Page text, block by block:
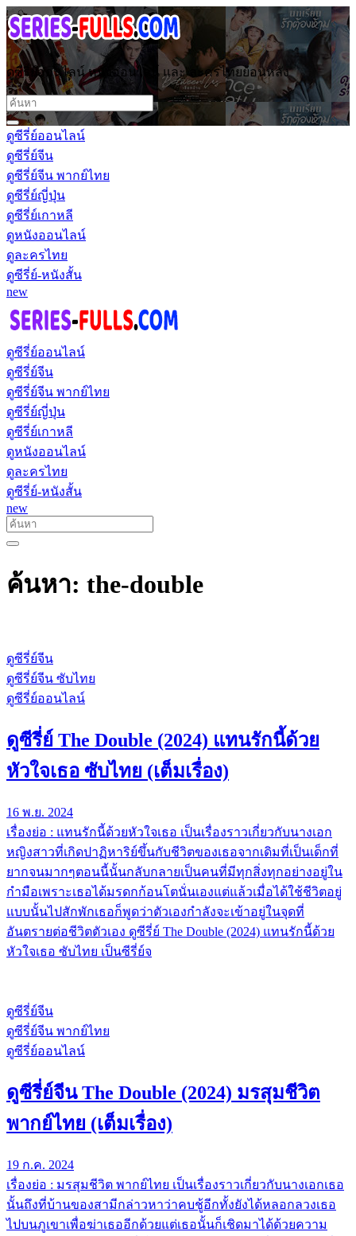
ดูซีรี่ย์ออนไลน์ หนังออนไลน์ และ ละครไทยย้อนหลัง
ดูซีรี่ย์ออนไลน์
ดูซีรี่ย์จีน
ดูซีรี่ย์จีน พากย์ไทย
ดูซีรี่ย์ญี่ปุ่น
ดูซีรี่ย์เกาหลี
ดูหนังออนไลน์
ดูละครไทย
ดูซีรี่ย์-หนังสั้น
new
ดูซีรี่ย์ออนไลน์
ดูซีรี่ย์จีน
ดูซีรี่ย์จีน พากย์ไทย
ดูซีรี่ย์ญี่ปุ่น
ดูซีรี่ย์เกาหลี
ดูหนังออนไลน์
ดูละครไทย
ดูซีรี่ย์-หนังสั้น
new
ค้นหา: the-double
ดูซีรี่ย์จีน
ดูซีรี่ย์จีน ซับไทย
ดูซีรี่ย์ออนไลน์
ดูซีรี่ย์ The Double (2024) แทนรักนี้ด้วย
หัวใจเธอ ซับไทย (เต็มเรื่อง)
16 พ.ย. 2024
เรื่องย่อ : แทนรักนี้ด้วยหัวใจเธอ เป็นเรื่องราวเกี่ยวกับนางเอก
หญิงสาวที่เกิดปาฏิหาริย์ขึ้นกับชีวิตของเธอจากเดิมที่เป็นเด็กที่
ยากจนมากๆตอนนี้นั้นกลับกลายเป็นคนที่มีทุกสิ่งทุกอย่างอยู่ใน
กำมือเพราะเธอได้มรดกก้อนโตนั่นเองแต่แล้วเมื่อได้ใช้ชีวิตอยู่
แบบนั้นไปสักพักเธอก็พูดว่าตัวเองกำลังจะเข้าอยู่ในจุดที่
อันตรายต่อชีวิตตัวเอง ดูซีรี่ย์ The Double (2024) แทนรักนี้ด้วย
หัวใจเธอ ซับไทย เป็นซีรี่ย์จ
ดูซีรี่ย์จีน
ดูซีรี่ย์จีน พากย์ไทย
ดูซีรี่ย์ออนไลน์
ดูซีรี่ย์จีน The Double (2024) มรสุมชีวิต
พากย์ไทย (เต็มเรื่อง)
19 ก.ค. 2024
เรื่องย่อ : มรสุมชีวิต พากย์ไทย เป็นเรื่องราวเกี่ยวกับนางเอกเธอ
นั้นถึงที่บ้านของสามีกล่าวหาว่าคบชู้อีกทั้งยังได้หลอกลวงเธอ
ไปบนภูเขาเพื่อฆ่าเธออีกด้วยแต่เธอนั้นก็เชิดมาได้ด้วยความ